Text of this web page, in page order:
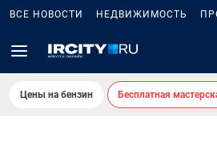
ВСЕ НОВОСТИ НЕДВИЖИМОСТЬ
Цены на бензин Бесплатная